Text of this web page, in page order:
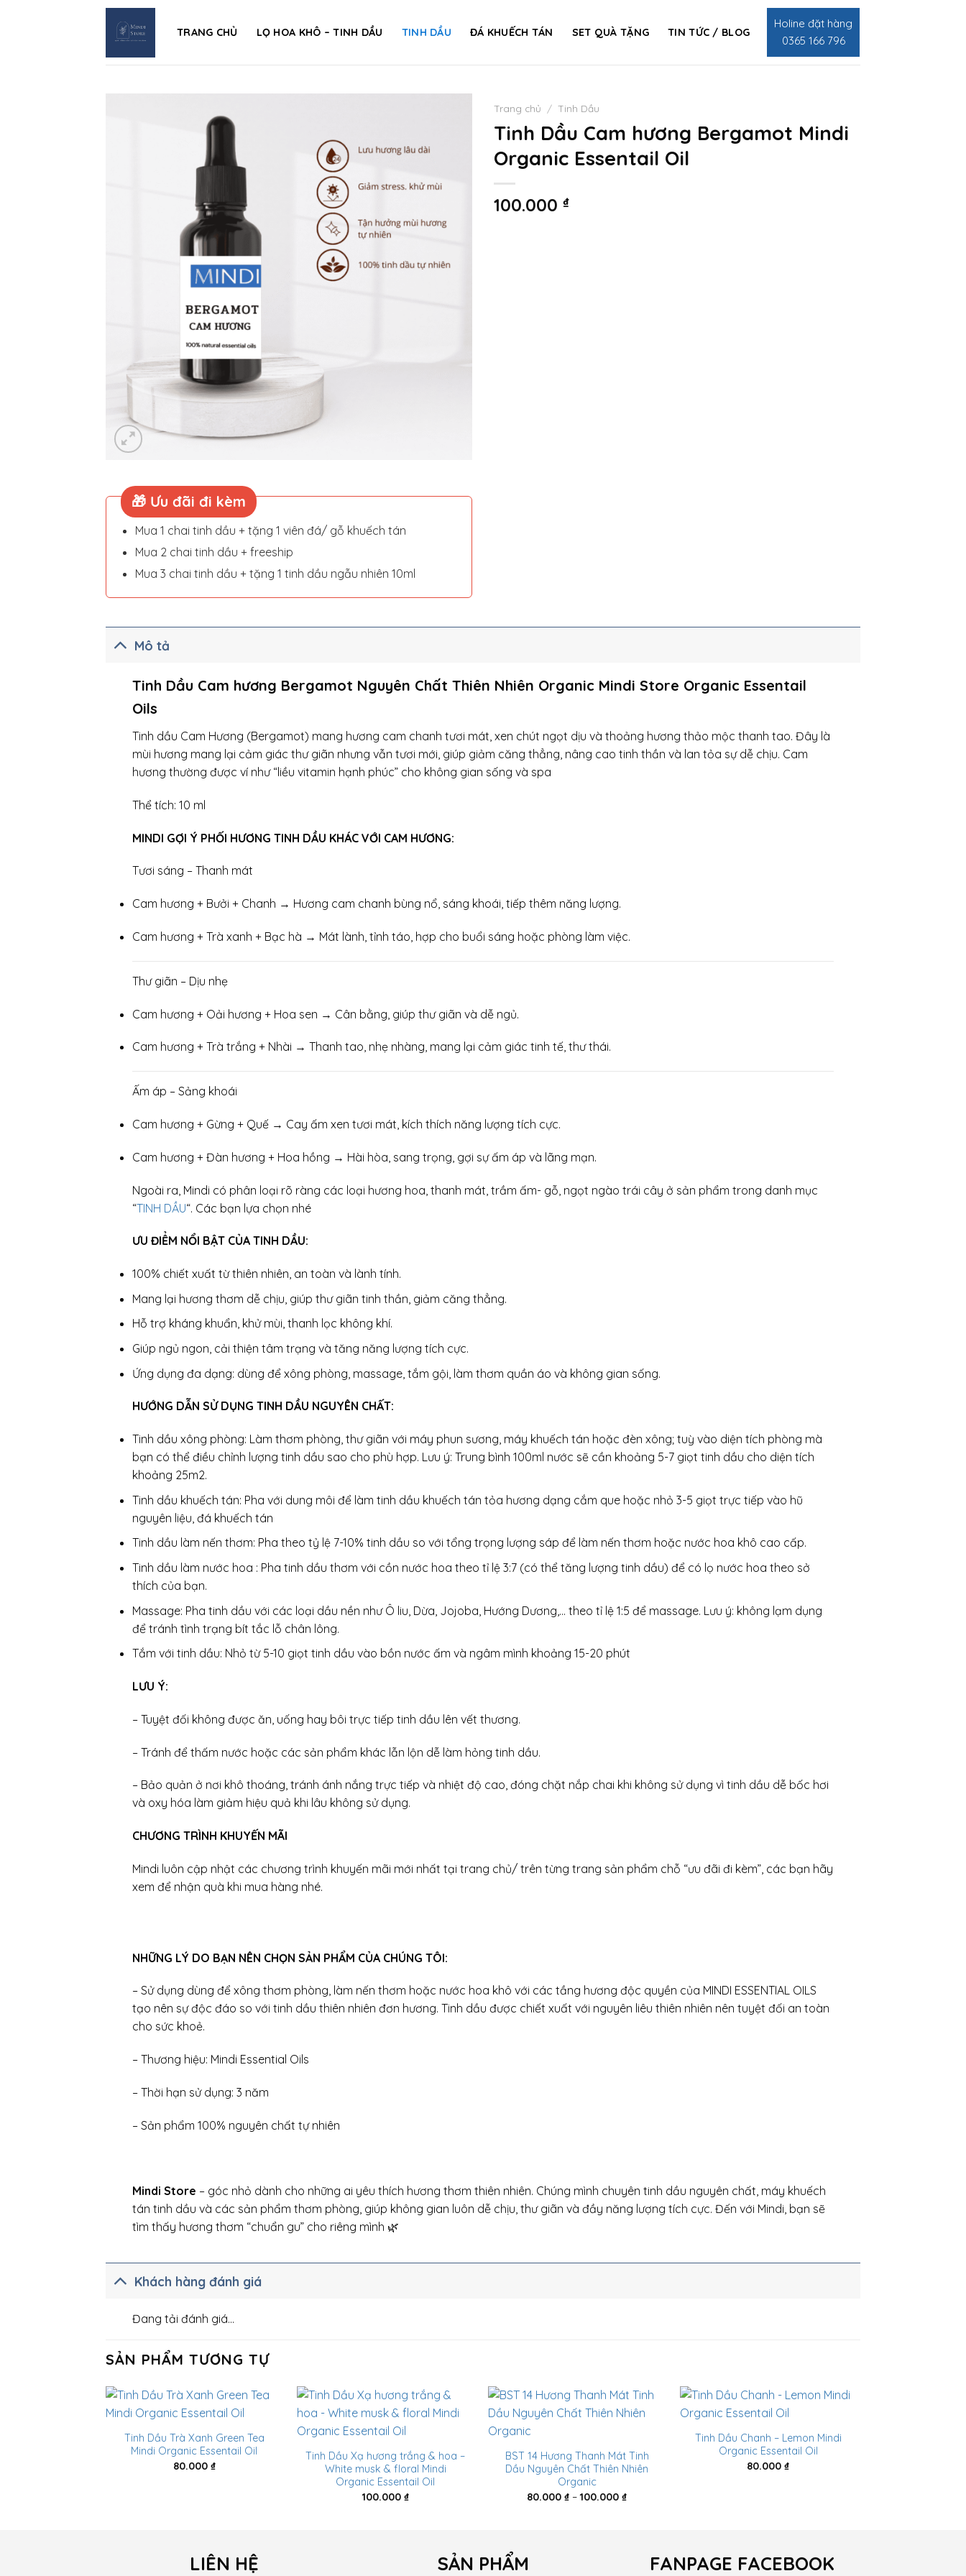
TRANG CHỦ LỌ HOA KHÔ – TINH DẦU TINH DẦU ĐÁ KHUẾCH TÁN SET QUÀ TẶNG TIN TỨC / BLOG
Holine đặt hàng
0365 166 796
🎁 Ưu đãi đi kèm
Mua 1 chai tinh dầu + tặng 1 viên đá/ gỗ khuếch tán
Mua 2 chai tinh dầu + freeship
Mua 3 chai tinh dầu + tặng 1 tinh dầu ngẫu nhiên 10ml
Trang chủ / Tinh Dầu
Tinh Dầu Cam hương Bergamot Mindi
Organic Essentail Oil
100.000 ₫
Mô tả
Tinh Dầu Cam hương Bergamot Nguyên Chất Thiên Nhiên Organic Mindi Store Organic Essentail
Oils
Tinh dầu Cam Hương (Bergamot) mang hương cam chanh tươi mát, xen chút ngọt dịu và thoảng hương thảo mộc thanh tao. Đây là
mùi hương mang lại cảm giác thư giãn nhưng vẫn tươi mới, giúp giảm căng thẳng, nâng cao tinh thần và lan tỏa sự dễ chịu. Cam
hương thường được ví như “liều vitamin hạnh phúc” cho không gian sống và spa
Thể tích: 10 ml
MINDI GỢI Ý PHỐI HƯƠNG TINH DẦU KHÁC VỚI CAM HƯƠNG:
Tươi sáng – Thanh mát
Cam hương + Bưởi + Chanh → Hương cam chanh bùng nổ, sáng khoái, tiếp thêm năng lượng.
Cam hương + Trà xanh + Bạc hà → Mát lành, tỉnh táo, hợp cho buổi sáng hoặc phòng làm việc.
Thư giãn – Dịu nhẹ
Cam hương + Oải hương + Hoa sen → Cân bằng, giúp thư giãn và dễ ngủ.
Cam hương + Trà trắng + Nhài → Thanh tao, nhẹ nhàng, mang lại cảm giác tinh tế, thư thái.
Ấm áp – Sảng khoái
Cam hương + Gừng + Quế → Cay ấm xen tươi mát, kích thích năng lượng tích cực.
Cam hương + Đàn hương + Hoa hồng → Hài hòa, sang trọng, gợi sự ấm áp và lãng mạn.
Ngoài ra, Mindi có phân loại rõ ràng các loại hương hoa, thanh mát, trầm ấm- gỗ, ngọt ngào trái cây ở sản phẩm trong danh mục
“TINH DẦU“. Các bạn lựa chọn nhé
ƯU ĐIỂM NỔI BẬT CỦA TINH DẦU:
100% chiết xuất từ thiên nhiên, an toàn và lành tính.
Mang lại hương thơm dễ chịu, giúp thư giãn tinh thần, giảm căng thẳng.
Hỗ trợ kháng khuẩn, khử mùi, thanh lọc không khí.
Giúp ngủ ngon, cải thiện tâm trạng và tăng năng lượng tích cực.
Ứng dụng đa dạng: dùng để xông phòng, massage, tắm gội, làm thơm quần áo và không gian sống.
HƯỚNG DẪN SỬ DỤNG TINH DẦU NGUYÊN CHẤT:
Tinh dầu xông phòng: Làm thơm phòng, thư giãn với máy phun sương, máy khuếch tán hoặc đèn xông; tuỳ vào diện tích phòng mà
bạn có thể điều chỉnh lượng tinh dầu sao cho phù hợp. Lưu ý: Trung bình 100ml nước sẽ cần khoảng 5-7 giọt tinh dầu cho diện tích
khoảng 25m2.
Tinh dầu khuếch tán: Pha với dung môi để làm tinh dầu khuếch tán tỏa hương dạng cắm que hoặc nhỏ 3-5 giọt trực tiếp vào hũ
nguyên liệu, đá khuếch tán
Tinh dầu làm nến thơm: Pha theo tỷ lệ 7-10% tinh dầu so với tổng trọng lượng sáp để làm nến thơm hoặc nước hoa khô cao cấp.
Tinh dầu làm nước hoa : Pha tinh dầu thơm với cồn nước hoa theo tỉ lệ 3:7 (có thể tăng lượng tinh dầu) để có lọ nước hoa theo sở
thích của bạn.
Massage: Pha tinh dầu với các loại dầu nền như Ô liu, Dừa, Jojoba, Hướng Dương,… theo tỉ lệ 1:5 để massage. Lưu ý: không lạm dụng
để tránh tình trạng bít tắc lỗ chân lông.
Tắm với tinh dầu: Nhỏ từ 5-10 giọt tinh dầu vào bồn nước ấm và ngâm mình khoảng 15-20 phút
LƯU Ý:
– Tuyệt đối không được ăn, uống hay bôi trực tiếp tinh dầu lên vết thương.
– Tránh để thấm nước hoặc các sản phẩm khác lẫn lộn dễ làm hỏng tinh dầu.
– Bảo quản ở nơi khô thoáng, tránh ánh nắng trực tiếp và nhiệt độ cao, đóng chặt nắp chai khi không sử dụng vì tinh dầu dễ bốc hơi
và oxy hóa làm giảm hiệu quả khi lâu không sử dụng.
CHƯƠNG TRÌNH KHUYẾN MÃI
Mindi luôn cập nhật các chương trình khuyến mãi mới nhất tại trang chủ/ trên từng trang sản phẩm chỗ “ưu đãi đi kèm”, các bạn hãy
xem để nhận quà khi mua hàng nhé.
NHỮNG LÝ DO BẠN NÊN CHỌN SẢN PHẨM CỦA CHÚNG TÔI:
– Sử dụng dùng để xông thơm phòng, làm nến thơm hoặc nước hoa khô với các tầng hương độc quyền của MINDI ESSENTIAL OILS
tạo nên sự độc đáo so với tinh dầu thiên nhiên đơn hương. Tinh dầu được chiết xuất với nguyên liêu thiên nhiên nên tuyệt đối an toàn
cho sức khoẻ.
– Thương hiệu: Mindi Essential Oils
– Thời hạn sử dụng: 3 năm
– Sản phẩm 100% nguyên chất tự nhiên
Mindi Store – góc nhỏ dành cho những ai yêu thích hương thơm thiên nhiên. Chúng mình chuyên tinh dầu nguyên chất, máy khuếch
tán tinh dầu và các sản phẩm thơm phòng, giúp không gian luôn dễ chịu, thư giãn và đầy năng lượng tích cực. Đến với Mindi, bạn sẽ
tìm thấy hương thơm “chuẩn gu” cho riêng mình 🌿
Khách hàng đánh giá
Đang tải đánh giá...
SẢN PHẨM TƯƠNG TỰ
Tinh Dầu Trà Xanh Green Tea
Mindi Organic Essentail Oil
80.000 ₫
Tinh Dầu Xạ hương trắng & hoa –
White musk & floral Mindi
Organic Essentail Oil
100.000 ₫
BST 14 Hương Thanh Mát Tinh
Dầu Nguyên Chất Thiên Nhiên
Organic
80.000₫ – 100.000₫Khoảng
Tinh Dầu Chanh – Lemon Mindi
Organic Essentail Oil
80.000₫
LIÊN HỆ SẢN PHẨM FANPAGE FACEBOOK